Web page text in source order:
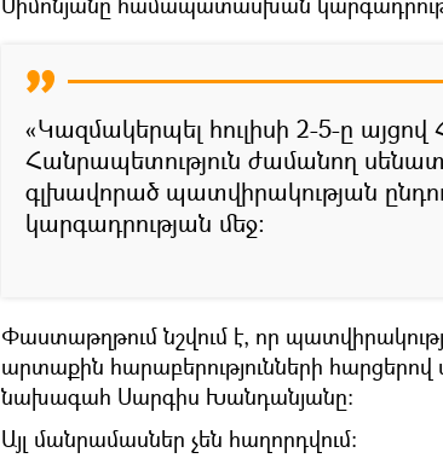
«Կազմակերպել հուլիսի 2-5-ը
Հանրապետություն ժամանող
գլխավորած պատվիրակության
կարգադրության մեջ:
Փաստաթղթում նշվում է, որ
արտաքին հարաբերությունների
նախագահ Սարգիս Խանդանյանը:
Այլ մանրամասներ չեն հաղորդվում։